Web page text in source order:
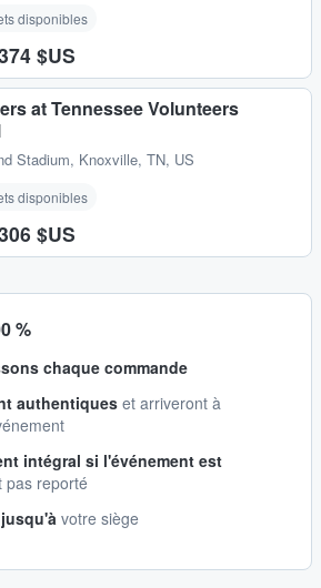
disponibles
$US
at Tennessee Volunteers
Stadium, Knoxville, TN, US
disponibles
$US
%
chaque commande
authentiqueset arriveront à
intégral si l'événement est
pas reporté
votre siège